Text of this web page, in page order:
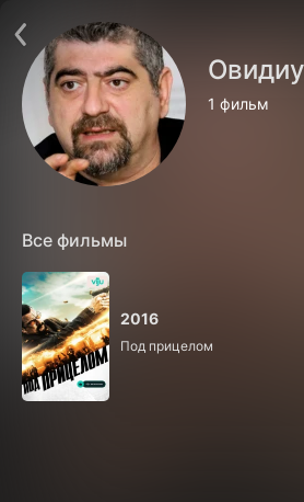
1 фильм
Все фильмы
2016
Под прицелом
О сервисе
Пользовательское
Политика конфиденциальности
Открыть приложение
Установить на ТВ
Бесплатные